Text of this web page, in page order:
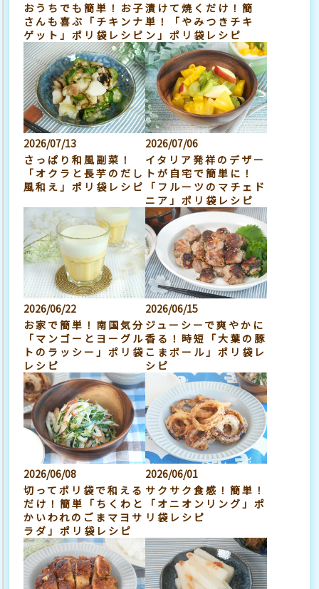
おうちでも簡単！お子
さんも喜ぶ「チキンナ
ゲット」ポリ袋レシピ
漬けて焼くだけ！簡
単！「やみつきチキ
ン」ポリ袋レシピ
2026/07/13
さっぱり和風副菜！
「オクラと長芋のだし
風和え」ポリ袋レシピ
2026/07/06
イタリア発祥のデザー
トが自宅で簡単に！
「フルーツのマチェド
ニア」ポリ袋レシピ
2026/06/22
お家で簡単！南国気分
「マンゴーとヨーグル
トのラッシー」ポリ袋
レシピ
2026/06/15
ジューシーで爽やかに
香る！時短「大葉の豚
こまボール」ポリ袋レ
シピ
2026/06/08
切ってポリ袋で和える
だけ！簡単「ちくわと
かいわれのごまマヨサ
ラダ」ポリ袋レシピ
2026/06/01
サクサク食感！簡単！
「オニオンリング」ポ
リ袋レシピ